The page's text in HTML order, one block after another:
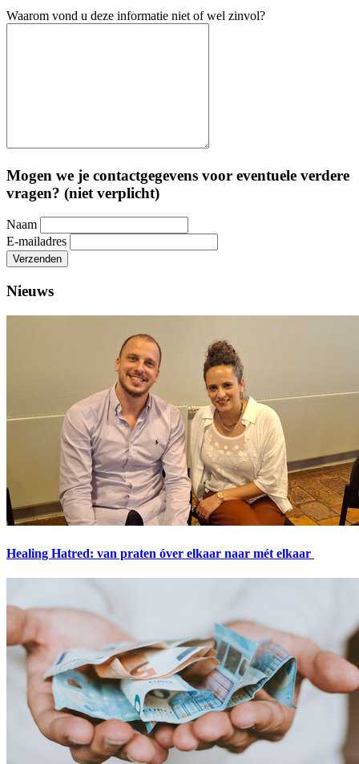
Waarom vond u deze informatie niet of wel zinvol?
Mogen we je contactgegevens voor eventuele verdere
vragen? (niet verplicht)
Naam
E-mailadres
Verzenden
Nieuws
Healing Hatred: van praten óver elkaar naar mét elkaar